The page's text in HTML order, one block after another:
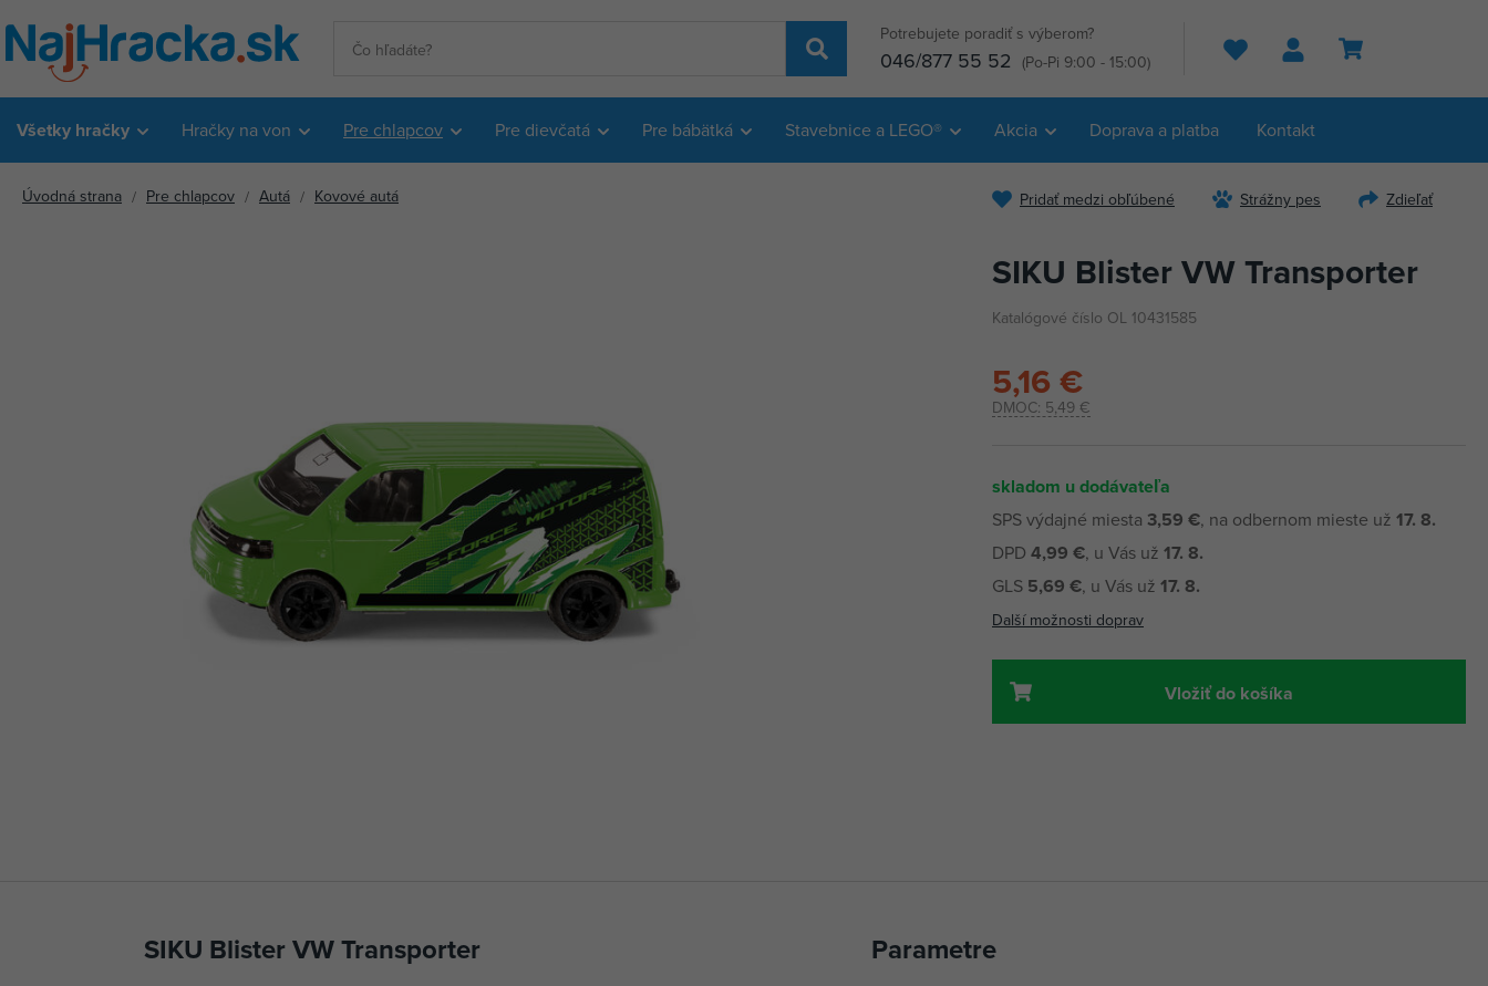
Potrebujete poradiť s výberom?
046/877 55 52 (Po-Pi 9:00 - 15:00) Hľadať
Všetky hračky Hračky na von Pre chlapcov Pre dievčatá Pre bábätká Stavebnice a LEGO® Akcia Doprava a platba Kontakt
Úvodná strana Pre chlapcov Autá Kovové autá Pridať medzi obľúbené Strážny pes Zdieľať
SIKU Blister VW Transporter
Katalógové číslo OL 10431585
DMOC: 5,49 €
5,16 €
skladom u dodávateľa
SPS výdajné miesta 3,59 €, na odbernom mieste už 17. 8.
DPD 4,99 €, u Vás už 17. 8.
GLS 5,69 €, u Vás už 17. 8.
Další možnosti doprav
Vložiť do košíka
SIKU Blister VW Transporter Parametre